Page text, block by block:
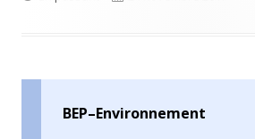
BEP–Environnement